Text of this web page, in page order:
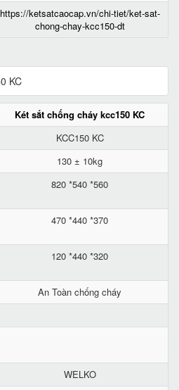
https://ketsatcaocap.vn/chi-tiet/ket-sat-
chong-chay-kcc150-dt
Két sắt chống cháy kcc150 KC
KCC150 KC
130 ± 10kg
820 *540 *560
470 *440 *370
120 *440 *320
An Toàn chống cháy
WELKO